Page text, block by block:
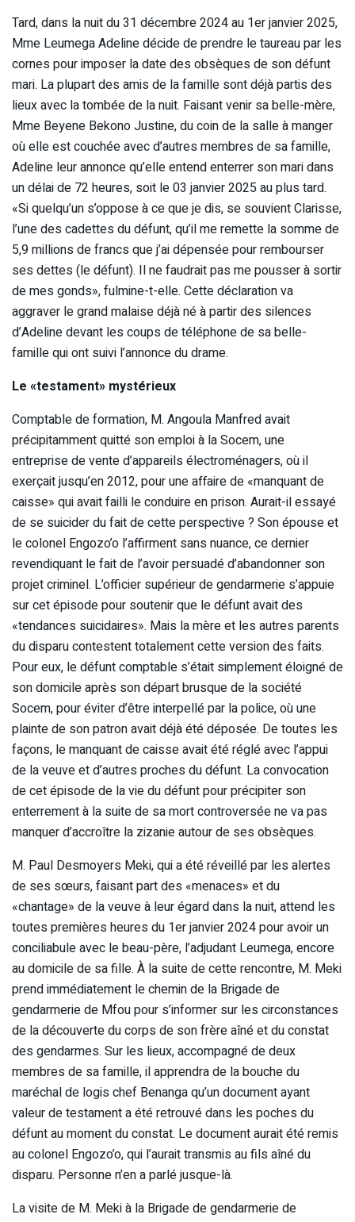
Tard, dans la nuit du 31 décembre 2024 au 1er janvier 2025,
Mme Leumega Adeline décide de prendre le taureau par les
cornes pour imposer la date des obsèques de son défunt
mari. La plupart des amis de la famille sont déjà partis des
lieux avec la tombée de la nuit. Faisant venir sa belle-mère,
Mme Beyene Bekono Justine, du coin de la salle à manger
où elle est couchée avec d’autres membres de sa famille,
Adeline leur annonce qu’elle entend enterrer son mari dans
un délai de 72 heures, soit le 03 janvier 2025 au plus tard.
«Si quelqu’un s’oppose à ce que je dis, se souvient Clarisse,
l’une des cadettes du défunt, qu’il me remette la somme de
5,9 millions de francs que j’ai dépensée pour rembourser
ses dettes (le défunt). Il ne faudrait pas me pousser à sortir
de mes gonds», fulmine-t-elle. Cette déclaration va
aggraver le grand malaise déjà né à partir des silences
d’Adeline devant les coups de téléphone de sa belle-
famille qui ont suivi l’annonce du drame.
Le «testament» mystérieux
Comptable de formation, M. Angoula Manfred avait
précipitamment quitté son emploi à la Socem, une
entreprise de vente d’appareils électroménagers, où il
exerçait jusqu’en 2012, pour une affaire de «manquant de
caisse» qui avait failli le conduire en prison. Aurait-il essayé
de se suicider du fait de cette perspective ? Son épouse et
le colonel Engozo’o l’affirment sans nuance, ce dernier
revendiquant le fait de l’avoir persuadé d’abandonner son
projet criminel. L’officier supérieur de gendarmerie s’appuie
sur cet épisode pour soutenir que le défunt avait des
«tendances suicidaires». Mais la mère et les autres parents
du disparu contestent totalement cette version des faits.
Pour eux, le défunt comptable s’était simplement éloigné de
son domicile après son départ brusque de la société
Socem, pour éviter d’être interpellé par la police, où une
plainte de son patron avait déjà été déposée. De toutes les
façons, le manquant de caisse avait été réglé avec l’appui
de la veuve et d’autres proches du défunt. La convocation
de cet épisode de la vie du défunt pour précipiter son
enterrement à la suite de sa mort controversée ne va pas
manquer d’accroître la zizanie autour de ses obsèques.
M. Paul Desmoyers Meki, qui a été réveillé par les alertes
de ses sœurs, faisant part des «menaces» et du
«chantage» de la veuve à leur égard dans la nuit, attend les
toutes premières heures du 1er janvier 2024 pour avoir un
conciliabule avec le beau-père, l’adjudant Leumega, encore
au domicile de sa fille. À la suite de cette rencontre, M. Meki
prend immédiatement le chemin de la Brigade de
gendarmerie de Mfou pour s’informer sur les circonstances
de la découverte du corps de son frère aîné et du constat
des gendarmes. Sur les lieux, accompagné de deux
membres de sa famille, il apprendra de la bouche du
maréchal de logis chef Benanga qu’un document ayant
valeur de testament a été retrouvé dans les poches du
défunt au moment du constat. Le document aurait été remis
au colonel Engozo’o, qui l’aurait transmis au fils aîné du
disparu. Personne n’en a parlé jusque-là.
La visite de M. Meki à la Brigade de gendarmerie de